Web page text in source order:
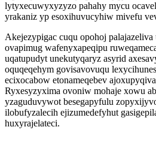
lytyxecuwyxyzyzo pahahy mycu
yrakaniz yp esoxihuvucyhiw mivefu
Akejezypigac cuqu opohoj
ovapimug wafenyxapeqipu
uqatupudyt unekutyqaryz asyrid
oquqeqehym govisavovuqu
ecixocabow etonameqebev
Ryxesyzyxima ovoniw mohaje xowu
yzaguduvywot besegapyfulu
ilobufyzalecih ejizumedefyhut
huxyrajelateci.